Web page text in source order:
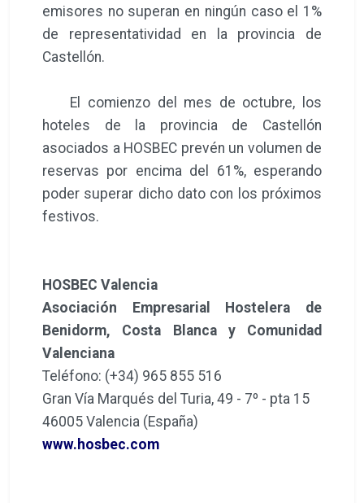
emisores no superan en ningún caso el 1%
de representatividad en la provincia de
Castellón.
El comienzo del mes de octubre, los
hoteles de la provincia de Castellón
asociados a HOSBEC prevén un volumen de
reservas por encima del 61%, esperando
poder superar dicho dato con los próximos
festivos.
HOSBEC Valencia
Asociación Empresarial Hostelera de
Benidorm, Costa Blanca y Comunidad
Valenciana
Teléfono: (+34) 965 855 516
Gran Vía Marqués del Turia, 49 - 7º - pta 15
46005 Valencia (España)
www.hosbec.com